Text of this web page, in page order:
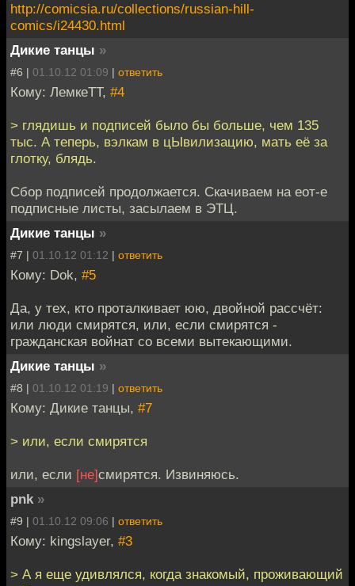
http://comicsia.ru/collections/russian-hill-
comics/i24430.html
Дикие танцы »
#6 | 01.10.12 01:09 | ответить
Кому: ЛемкеТТ, #4
> глядишь и подписей было бы больше, чем 135
тыс. А теперь, вэлкам в цЫвилизацию, мать её за
глотку, блядь.
Сбор подписей продолжается. Скачиваем на еот-е
подписные листы, засылаем в ЭТЦ.
Дикие танцы »
#7 | 01.10.12 01:12 | ответить
Кому: Dok, #5
Да, у тех, кто проталкивает юю, двойной рассчёт:
или люди смирятся, или, если смирятся -
гражданская войнат со всеми вытекающими.
Дикие танцы »
#8 | 01.10.12 01:19 | ответить
Кому: Дикие танцы, #7
> или, если смирятся
или, если [не]смирятся. Извиняюсь.
pnk »
#9 | 01.10.12 09:06 | ответить
Кому: kingslayer, #3
> А я еще удивлялся, когда знакомый, проживающий